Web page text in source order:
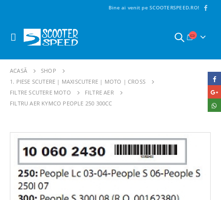
Bine ai venit pe SCOOTERSPEED.RO!
ACASĂ
SHOP
1. PIESE SCUTERE | MAXISCUTERE | MOTO | CROSS
FILTRE SCUTERE MOTO
FILTRE AER
FILTRU AER KYMCO PEOPLE 250 300CC